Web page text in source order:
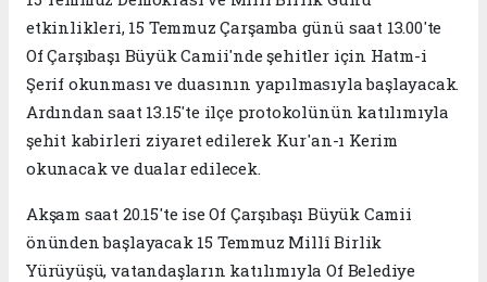
etkinlikleri, 15 Temmuz Çarşamba günü saat 13.00'te
Of Çarşıbaşı Büyük Camii'nde şehitler için Hatm-i
Şerif okunması ve duasının yapılmasıyla başlayacak.
Ardından saat 13.15'te ilçe protokolünün katılımıyla
şehit kabirleri ziyaret edilerek Kur'an-ı Kerim
okunacak ve dualar edilecek.
Akşam saat 20.15'te ise Of Çarşıbaşı Büyük Camii
önünden başlayacak 15 Temmuz Millî Birlik
Yürüyüşü, vatandaşların katılımıyla Of Belediye